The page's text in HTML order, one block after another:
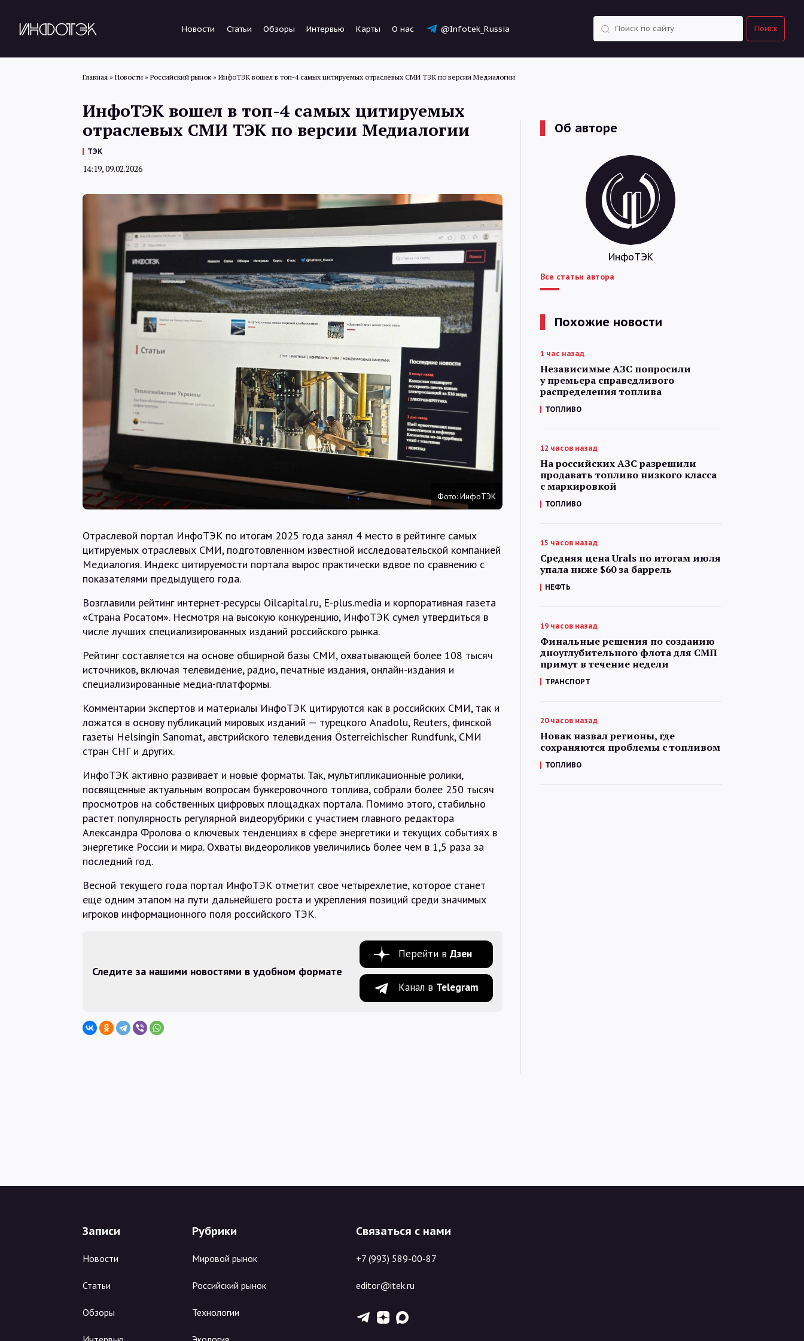
Новости Статьи Обзоры Интервью Карты О нас @Infotek_Russia Поиск
Статьи
Обзоры
Интервью
Карты
О нас
@Infotek_Russia
Главная » Новости » Российский рынок » ИнфоТЭК вошел в топ-4 самых цитируемых отраслевых СМИ ТЭК по версии Медиалогии
ИнфоТЭК вошел в топ-4 самых цитируемых
отраслевых СМИ ТЭК по версии Медиалогии
ТЭК
14:19, 09.02.2026
Фото: ИнфоТЭК
Отраслевой портал ИнфоТЭК по итогам 2025 года занял 4 место в рейтинге самых
цитируемых отраслевых СМИ, подготовленном известной исследовательской компанией
Медиалогия. Индекс цитируемости портала вырос практически вдвое по сравнению с
показателями предыдущего года.
Возглавили рейтинг интернет-ресурсы Oilcapital.ru, E-plus.media и корпоративная газета
«Страна Росатом». Несмотря на высокую конкуренцию, ИнфоТЭК сумел утвердиться в
числе лучших специализированных изданий российского рынка.
Рейтинг составляется на основе обширной базы СМИ, охватывающей более 108 тысяч
источников, включая телевидение, радио, печатные издания, онлайн-издания и
специализированные медиа-платформы.
Комментарии экспертов и материалы ИнфоТЭК цитируются как в российских СМИ, так и
ложатся в основу публикаций мировых изданий — турецкого Anadolu, Reuters, финской
газеты Helsingin Sanomat, австрийского телевидения Österreichischer Rundfunk, СМИ
стран СНГ и других.
ИнфоТЭК активно развивает и новые форматы. Так, мультипликационные ролики,
посвященные актуальным вопросам бункеровочного топлива, собрали более 250 тысяч
просмотров на собственных цифровых площадках портала. Помимо этого, стабильно
растет популярность регулярной видеорубрики с участием главного редактора
Александра Фролова о ключевых тенденциях в сфере энергетики и текущих событиях в
энергетике России и мира. Охваты видеороликов увеличились более чем в 1,5 раза за
последний год.
Весной текущего года портал ИнфоТЭК отметит свое четырехлетие, которое станет
еще одним этапом на пути дальнейшего роста и укрепления позиций среди значимых
игроков информационного поля российского ТЭК.
Следите за нашими новостями в удобном формате
Перейти в Дзен
Канал в Telegram
Об авторе
ИнфоТЭК
Все статьи автора
Похожие новости
1 час назад
Независимые АЗС попросили
у премьера справедливого
распределения топлива
ТОПЛИВО
12 часов назад
На российских АЗС разрешили
продавать топливо низкого класса
с маркировкой
ТОПЛИВО
15 часов назад
Средняя цена Urals по итогам июля
упала ниже $60 за баррель
НЕФТЬ
19 часов назад
Финальные решения по созданию
дноуглубительного флота для СМП
примут в течение недели
ТРАНСПОРТ
20 часов назад
Новак назвал регионы, где
сохраняются проблемы с топливом
ТОПЛИВО
Записи
Новости
Статьи
Обзоры
Рубрики
Мировой рынок
Российский рынок
Технологии
Связаться с нами
+7 (993) 589-00-87
editor@itek.ru
T Z X